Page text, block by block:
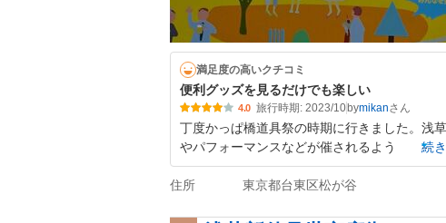
満足度の高いクチコミ
便利グッズを見るだけでも楽しい
4.0 旅行時期: 2023/10bymikan
丁度かっぱ橋道具祭の時期に行きました。浅
やパフォーマンスなどが催されるよう
続
住所 東京都台東区松が谷